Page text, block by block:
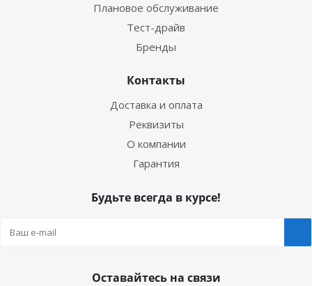
Плановое обслуживание
Тест-драйв
Бренды
Контакты
Доставка и оплата
Реквизиты
О компании
Гарантия
Будьте всегда в курсе!
Оставайтесь на связи